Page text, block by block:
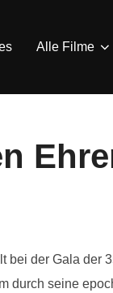
Alle Filme
der Gala der
seine